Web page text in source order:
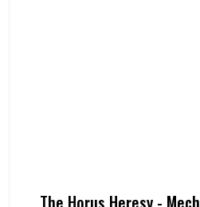
The Horus Heresy -